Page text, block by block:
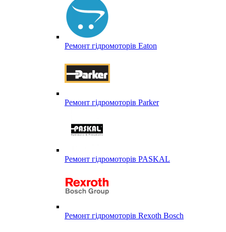
Ремонт гідромоторів Eaton
Ремонт гідромоторів Parker
Ремонт гідромоторів PASKAL
Ремонт гідромоторів Rexoth Bosch